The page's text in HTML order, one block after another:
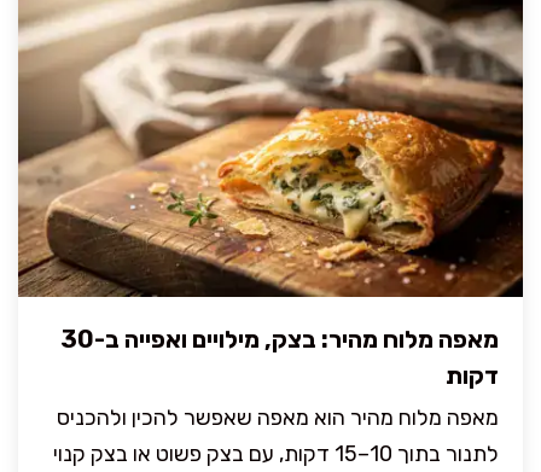
מאפה מלוח מהיר: בצק, מילויים ואפייה ב-30
דקות
מאפה מלוח מהיר הוא מאפה שאפשר להכין ולהכניס
לתנור בתוך 10–15 דקות, עם בצק פשוט או בצק קנוי